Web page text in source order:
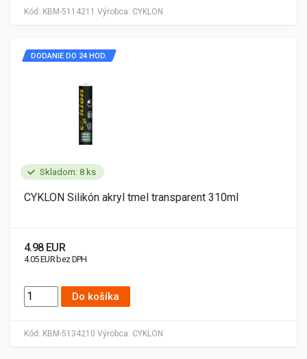
Kód: KBM-5114211 Výrobca: CYKLON
Skladom: 8 ks
Kód: KBM-5134210 Výrobca: CYKLON
DODANIE DO 24 HOD.
CYKLON Silikón akryl tmel transparent 310ml
4.98 EUR
4.05 EUR bez DPH
Do košíka